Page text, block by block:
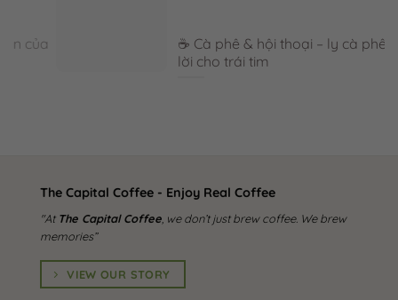
☕ Cà phê & hội thoại – ly cà phê mở
lời cho trái tim
The Capital Coffee - Enjoy Real Coffee
"At The Capital Coffee, we don’t just brew coffee. We brew
memories”
VIEW OUR STORY